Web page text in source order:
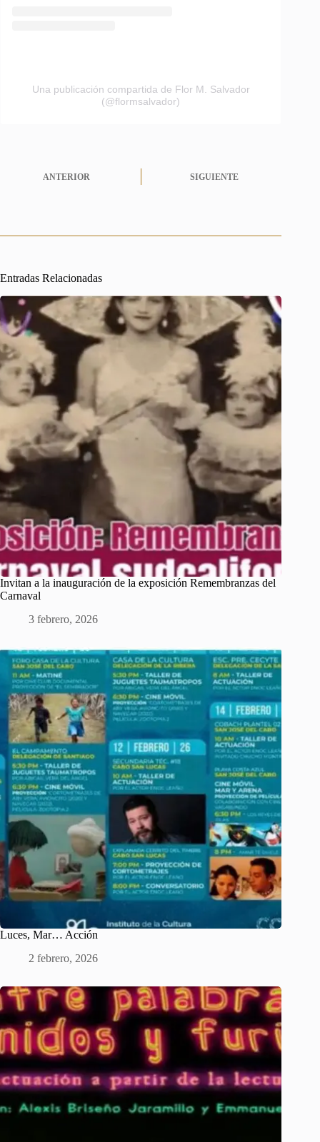
Una publicación compartida de Flor M. Salvador
(@flormsalvador)
ANTERIOR SIGUIENTE
Entradas Relacionadas
Invitan a la inauguración de la exposición Remembranzas del
Carnaval
3 febrero, 2026
Luces, Mar… Acción
2 febrero, 2026